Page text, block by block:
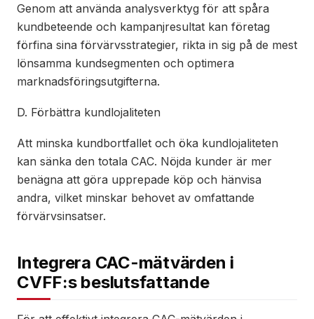
Genom att använda analysverktyg för att spåra
kundbeteende och kampanjresultat kan företag
förfina sina förvärvsstrategier, rikta in sig på de mest
lönsamma kundsegmenten och optimera
marknadsföringsutgifterna.
D. Förbättra kundlojaliteten
Att minska kundbortfallet och öka kundlojaliteten
kan sänka den totala CAC. Nöjda kunder är mer
benägna att göra upprepade köp och hänvisa
andra, vilket minskar behovet av omfattande
förvärvsinsatser.
Integrera CAC-mätvärden i
CVFF:s beslutsfattande